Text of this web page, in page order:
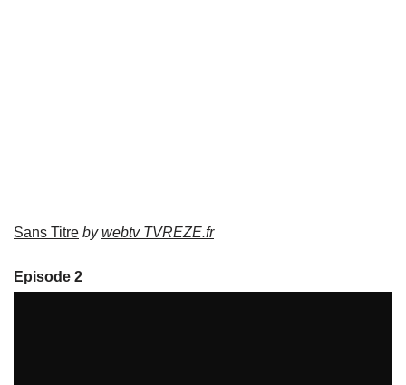
Sans Titre bywebtv TVREZE.fr
Episode 2